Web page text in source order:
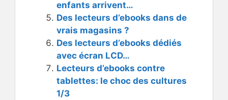
enfants arrivent…
Des lecteurs d’ebooks dans de
vrais magasins ?
Des lecteurs d’ebooks dédiés
avec écran LCD…
Lecteurs d’ebooks contre
tablettes: le choc des cultures
1/3